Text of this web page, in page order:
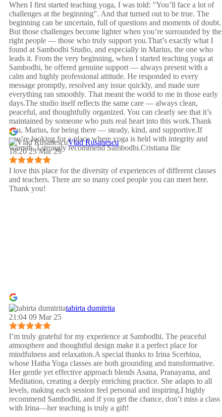
When I first started teaching yoga, I was told: "You’ll face a lot of
challenges at the beginning". And that turned out to be true. The
beginning can be uncertain, full of questions and moments of doubt.
But those challenges become lighter when you’re surrounded by the
right people — those who truly support you.That’s exactly what I
found at Sambodhi Studio, and especially in Marius, the one who
leads it. From the very beginning, when I started teaching yoga at
Sambodhi, he offered genuine support — always present with a
calm and highly professional attitude. He responded to every
message promptly, resolved any issue quickly, and made sure
everything ran smoothly. That meant the world to me in those early
days.The studio itself reflects the same care — always clean,
peaceful, and thoughtfully organized. You can clearly see that it’s
maintained by someone who puts real heart into this work.Thank
you, Marius, for being there — steady, kind, and supportive.If
you’re looking for a place where yoga is held with integrity and
warmth, I strongly recommend Sambodhi.Cristiana Ilie
Vlad Rusanescu
18:20 23 Mar 25
I love this place for the diversity of experiences of different classes
and teachers. There are so many cool people you can meet here.
Thank you!
tabirta dumitrita
21:04 09 Mar 25
I’m truly grateful for my experience at Sambodhi. The peaceful
atmosphere and thoughtful design make it a perfect place for
mindfulness and relaxation.A special thanks to Irina Scerbina,
whose Hatha Yoga classes are both grounding and transformative.
Her gentle yet effective approach blends Asana, Pranayama, and
Meditation, creating a deeply enriching practice. She adapts to all
levels, making each session feel personal and inspiring.I highly
recommend Sambodhi, and if you get the chance, don’t miss a class
with Irina—her teaching is truly a gift!